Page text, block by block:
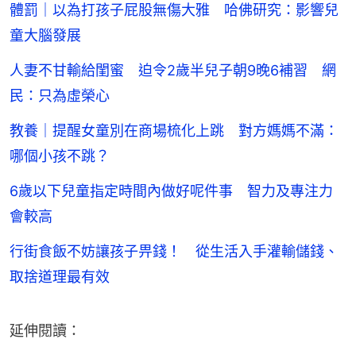
體罰｜以為打孩子屁股無傷大雅 哈佛研究：影響兒
童大腦發展
人妻不甘輸給閨蜜 迫令2歲半兒子朝9晚6補習 網
民：只為虛榮心
教養｜提醒女童別在商場梳化上跳 對方媽媽不滿：
哪個小孩不跳？
6歲以下兒童指定時間內做好呢件事 智力及專注力
會較高
行街食飯不妨讓孩子畀錢！ 從生活入手灌輸儲錢、
取捨道理最有效
延伸閱讀：